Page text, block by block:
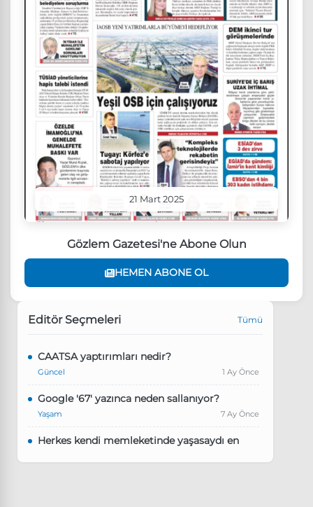
21 Mart 2025
Gözlem Gazetesi'ne Abone Olun
HEMEN ABONE OL
Editör Seçmeleri Tümü
CAATSA yaptırımları nedir?
Güncel 1 Ay Önce
Google '67' yazınca neden sallanıyor?
Yaşam 7 Ay Önce
Herkes kendi memleketinde yaşasaydı en